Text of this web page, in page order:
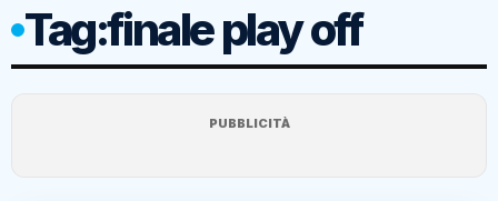
Tag:finale play off
PUBBLICITÀ